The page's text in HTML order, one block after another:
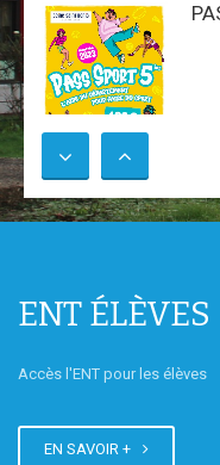
ENT ÉLÈVES
Accès l'ENT pour les élèves
EN SAVOIR +